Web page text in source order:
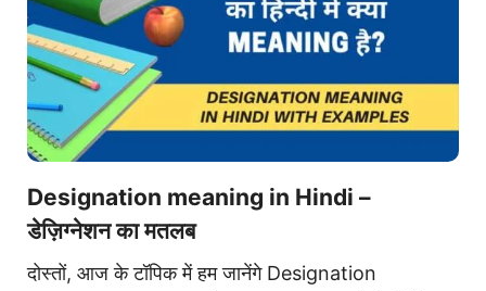
Designation meaning in Hindi –
डेज़िग्नेशन का मतलब
दोस्तों, आज के टॉपिक में हम जानेंगे Designation